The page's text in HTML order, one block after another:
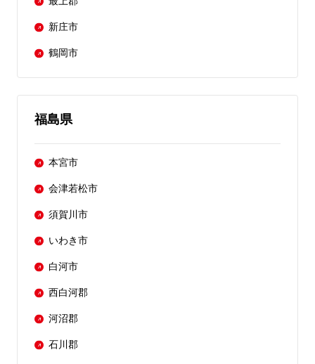
新庄市
鶴岡市
福島県
本宮市
会津若松市
須賀川市
いわき市
白河市
西白河郡
河沼郡
石川郡